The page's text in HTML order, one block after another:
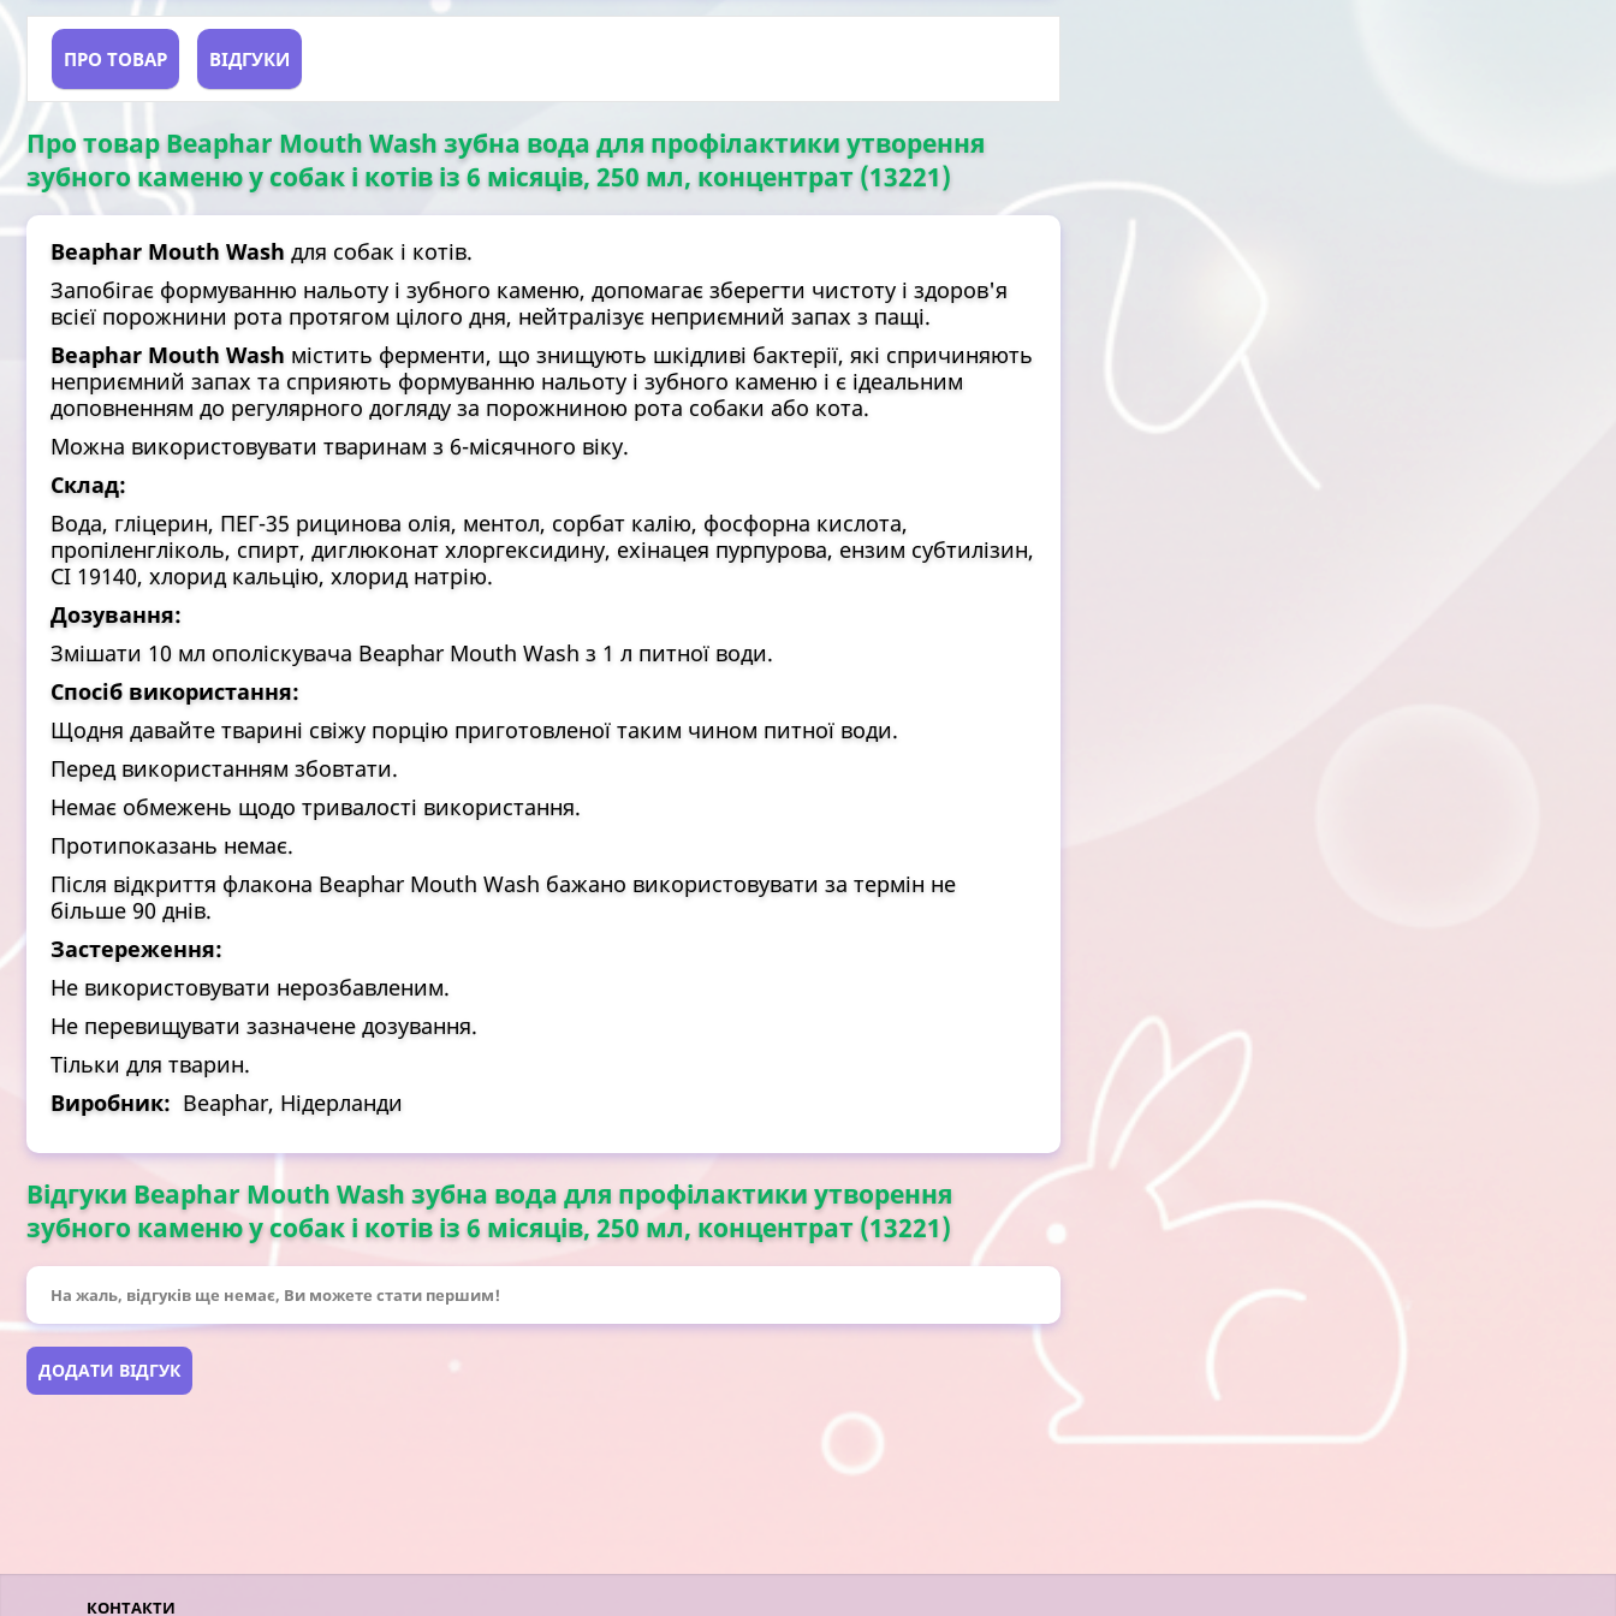
ПРО ТОВАР ВІДГУКИ
Про товар Beaphar Mouth Wash зубна вода для профілактики утворення
зубного каменю у собак і котів із 6 місяців, 250 мл, концентрат (13221)
Beaphar Mouth Wash для собак і котів.
Запобігає формуванню нальоту і зубного каменю, допомагає зберегти чистоту і здоров'я
всієї порожнини рота протягом цілого дня, нейтралізує неприємний запах з пащі.
Beaphar Mouth Wash містить ферменти, що знищують шкідливі бактерії, які спричиняють
неприємний запах та сприяють формуванню нальоту і зубного каменю і є ідеальним
доповненням до регулярного догляду за порожниною рота собаки або кота.
Можна використовувати тваринам з 6-місячного віку.
Склад:
Вода, гліцерин, ПЕГ-35 рицинова олія, ментол, сорбат калію, фосфорна кислота,
пропіленгліколь, спирт, диглюконат хлоргексидину, ехінацея пурпурова, ензим субтилізин,
CI 19140, хлорид кальцію, хлорид натрію.
Дозування:
Змішати 10 мл ополіскувача Beaphar Mouth Wash з 1 л питної води.
Спосіб використання:
Щодня давайте тварині свіжу порцію приготовленої таким чином питної води.
Перед використанням збовтати.
Немає обмежень щодо тривалості використання.
Протипоказань немає.
Після відкриття флакона Beaphar Mouth Wash бажано використовувати за термін не
більше 90 днів.
Застереження:
Не використовувати нерозбавленим.
Не перевищувати зазначене дозування.
Тільки для тварин.
Виробник: Beaphar, Нідерланди
Відгуки Beaphar Mouth Wash зубна вода для профілактики утворення
зубного каменю у собак і котів із 6 місяців, 250 мл, концентрат (13221)
На жаль, відгуків ще немає, Ви можете стати першим!
ДОДАТИ ВІДГУК
КОНТАКТИ